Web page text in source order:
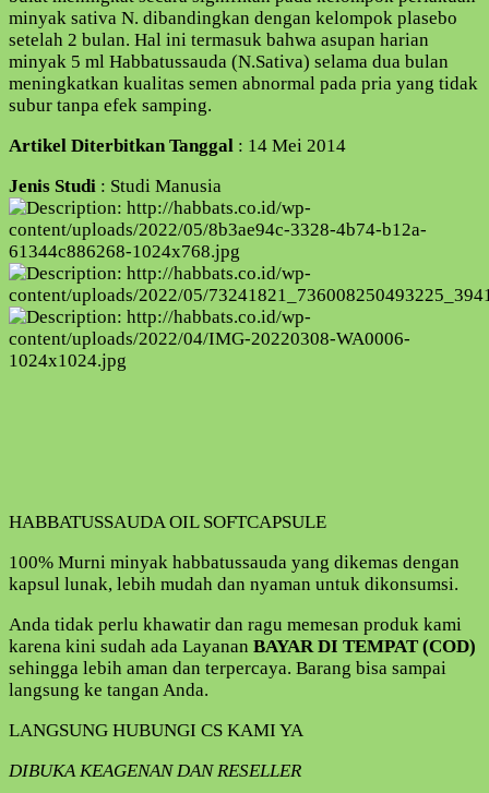
minyak sativa N. dibandingkan dengan kelompok plasebo
setelah 2 bulan. Hal ini termasuk bahwa asupan harian
minyak 5 ml Habbatussauda (N.Sativa) selama dua bulan
meningkatkan kualitas semen abnormal pada pria yang tidak
subur tanpa efek samping.
Artikel Diterbitkan Tanggal : 14 Mei 2014
Jenis Studi : Studi Manusia
HABBATUSSAUDA OIL SOFTCAPSULE
100% Murni minyak habbatussauda yang dikemas dengan
kapsul lunak, lebih mudah dan nyaman untuk dikonsumsi.
Anda tidak perlu khawatir dan ragu memesan produk kami
karena kini sudah ada Layanan BAYAR DI TEMPAT (COD)
sehingga lebih aman dan terpercaya. Barang bisa sampai
langsung ke tangan Anda.
LANGSUNG HUBUNGI CS KAMI YA
DIBUKA KEAGENAN DAN RESELLER